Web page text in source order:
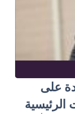
على
الرئيسية